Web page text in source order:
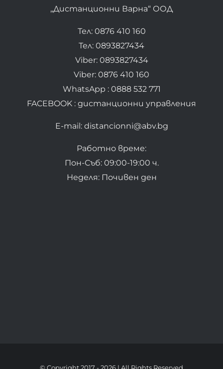
„Дистанционни Варна“ ООД
Тел: 0876 410 160
Тел: 0893827434
Viber: 0893827434
Viber: 0876 410 160
WhatsApp : 0888 532 771
FACEBOOK : дистанционни управления
E-mail: distancionni@abv.bg
Работно време:
Пон-Съб: 09:00-19:00 ч.
Неделя: Почивен ден